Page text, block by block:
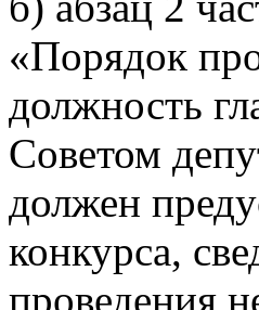
«Порядок
должность
Советом
должен
конкурса,
проведения